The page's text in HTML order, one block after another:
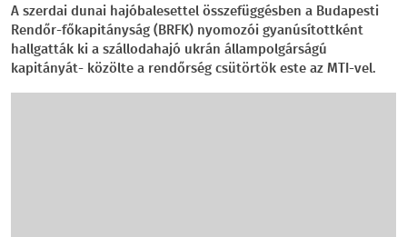
A szerdai dunai hajóbalesettel összefüggésben a Budapesti
Rendőr-főkapitányság (BRFK) nyomozói gyanúsítottként
hallgatták ki a szállodahajó ukrán állampolgárságú
kapitányát- közölte a rendőrség csütörtök este az MTI-vel.